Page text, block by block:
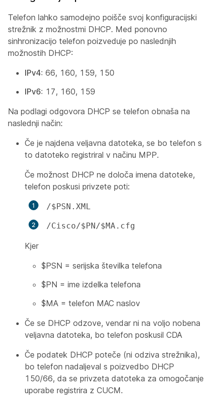
Telefon lahko samodejno poišče svoj konfiguracijski
strežnik z možnostmi DHCP. Med ponovno
sinhronizacijo telefon poizveduje po naslednjih
možnostih DHCP:
IPv4: 66, 160, 159, 150
IPv6: 17, 160, 159
Na podlagi odgovora DHCP se telefon obnaša na
naslednji način:
Če je najdena veljavna datoteka, se bo telefon s
to datoteko registriral v načinu MPP.
Če možnost DHCP ne določa imena datoteke,
telefon poskusi privzete poti:
/$PSN.XML
/Cisco/$PN/$MA.cfg
Kjer
$PSN = serijska številka telefona
$PN = ime izdelka telefona
$MA = telefon MAC naslov
Če se DHCP odzove, vendar ni na voljo nobena
veljavna datoteka, bo telefon poskusil CDA
Če podatek DHCP poteče (ni odziva strežnika),
bo telefon nadaljeval s poizvedbo DHCP
150/66, da se privzeta datoteka za omogočanje
uporabe registrira z CUCM.